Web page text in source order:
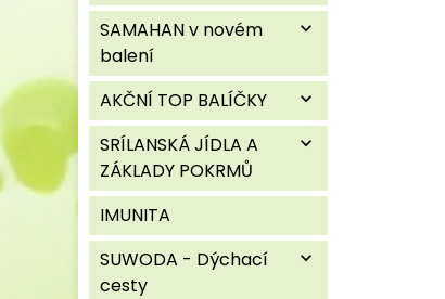
SAMAHAN v novém
balení
expand_more
AKČNÍ TOP BALÍČKY expand_more
SRÍLANSKÁ JÍDLA A
ZÁKLADY POKRMŮ
expand_more
IMUNITA
SUWODA - Dýchací
cesty
expand_more